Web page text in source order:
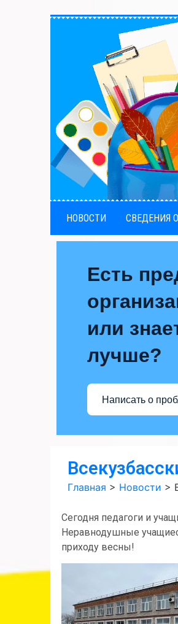
НОВОСТИ СВЕДЕНИЯ
Есть
или
лучше?
Написать о
Главная > Новости >
Сегодня педагоги и
Неравнодушные
приходу весны!